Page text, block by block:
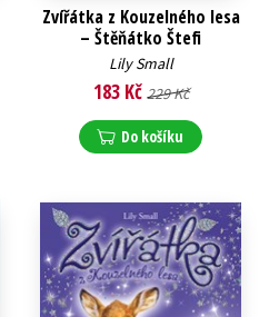
Zvířátka z Kouzelného lesa
– Štěňátko Štefi
Lily Small
183 Kč 229 Kč
Do košíku